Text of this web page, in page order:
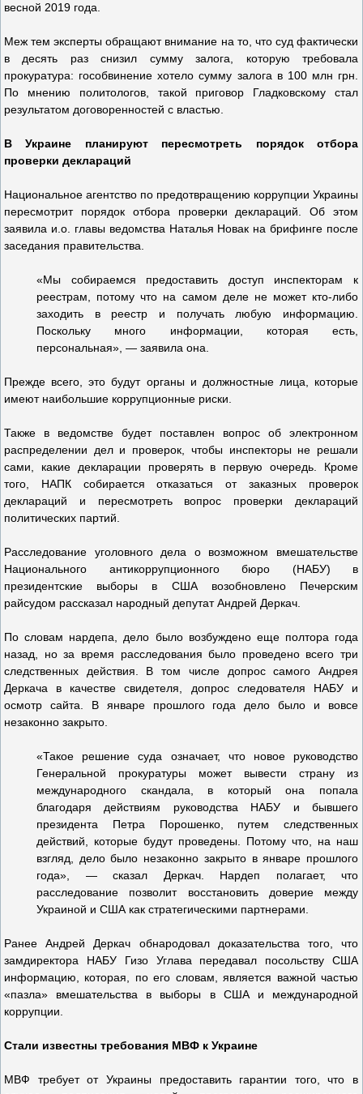
весной 2019 года.
Меж тем эксперты обращают внимание на то, что суд фактически
в десять раз снизил сумму залога, которую требовала
прокуратура: гособвинение хотело сумму залога в 100 млн грн.
По мнению политологов, такой приговор Гладковскому стал
результатом договоренностей с властью.
В Украине планируют пересмотреть порядок отбора
проверки деклараций
Национальное агентство по предотвращению коррупции Украины
пересмотрит порядок отбора проверки деклараций. Об этом
заявила и.о. главы ведомства Наталья Новак на брифинге после
заседания правительства.
«Мы собираемся предоставить доступ инспекторам к
реестрам, потому что на самом деле не может кто-либо
заходить в реестр и получать любую информацию.
Поскольку много информации, которая есть,
персональная», — заявила она.
Прежде всего, это будут органы и должностные лица, которые
имеют наибольшие коррупционные риски.
Также в ведомстве будет поставлен вопрос об электронном
распределении дел и проверок, чтобы инспекторы не решали
сами, какие декларации проверять в первую очередь. Кроме
того, НАПК собирается отказаться от заказных проверок
деклараций и пересмотреть вопрос проверки деклараций
политических партий.
Расследование уголовного дела о возможном вмешательстве
Национального антикоррупционного бюро (НАБУ) в
президентские выборы в США возобновлено Печерским
райсудом рассказал народный депутат Андрей Деркач.
По словам нардепа, дело было возбуждено еще полтора года
назад, но за время расследования было проведено всего три
следственных действия. В том числе допрос самого Андрея
Деркача в качестве свидетеля, допрос следователя НАБУ и
осмотр сайта. В январе прошлого года дело было и вовсе
незаконно закрыто.
«Такое решение суда означает, что новое руководство
Генеральной прокуратуры может вывести страну из
международного скандала, в который она попала
благодаря действиям руководства НАБУ и бывшего
президента Петра Порошенко, путем следственных
действий, которые будут проведены. Потому что, на наш
взгляд, дело было незаконно закрыто в январе прошлого
года», — сказал Деркач. Нардеп полагает, что
расследование позволит восстановить доверие между
Украиной и США как стратегическими партнерами.
Ранее Андрей Деркач обнародовал доказательства того, что
замдиректора НАБУ Гизо Углава передавал посольству США
информацию, которая, по его словам, является важной частью
«пазла» вмешательства в выборы в США и международной
коррупции.
Стали известны требования МВФ к Украине
МВФ требует от Украины предоставить гарантии того, что в